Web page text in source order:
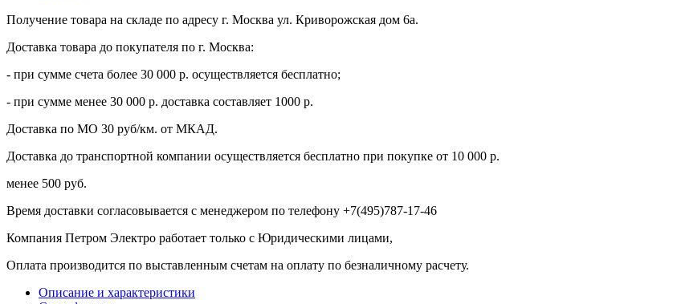
Получение товара на складе по адресу г. Москва ул. Криворожская дом 6а.
Доставка товара до покупателя по г. Москва:
- при сумме счета более 30 000 р. осуществляется бесплатно;
- при сумме менее 30 000 р. доставка составляет 1000 р.
Доставка по МО 30 руб/км. от МКАД.
Доставка до транспортной компании осуществляется бесплатно при покупке от 10 000 р.
менее 500 руб.
Время доставки согласовывается с менеджером по телефону +7(495)787-17-46
Компания Петром Электро работает только с Юридическими лицами,
Оплата производится по выставленным счетам на оплату по безналичному расчету.
Описание и характеристики